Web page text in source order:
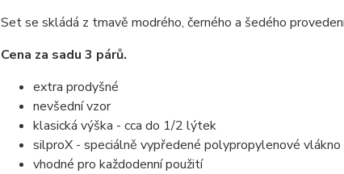
Set se skládá z tmavě modrého, černého a šedého
Cena za sadu 3 párů.
extra prodyšné
nevšední vzor
klasická výška - cca do 1/2 lýtek
silproX - speciálně vypředené polypropylenové vlákno
vhodné pro každodenní použití